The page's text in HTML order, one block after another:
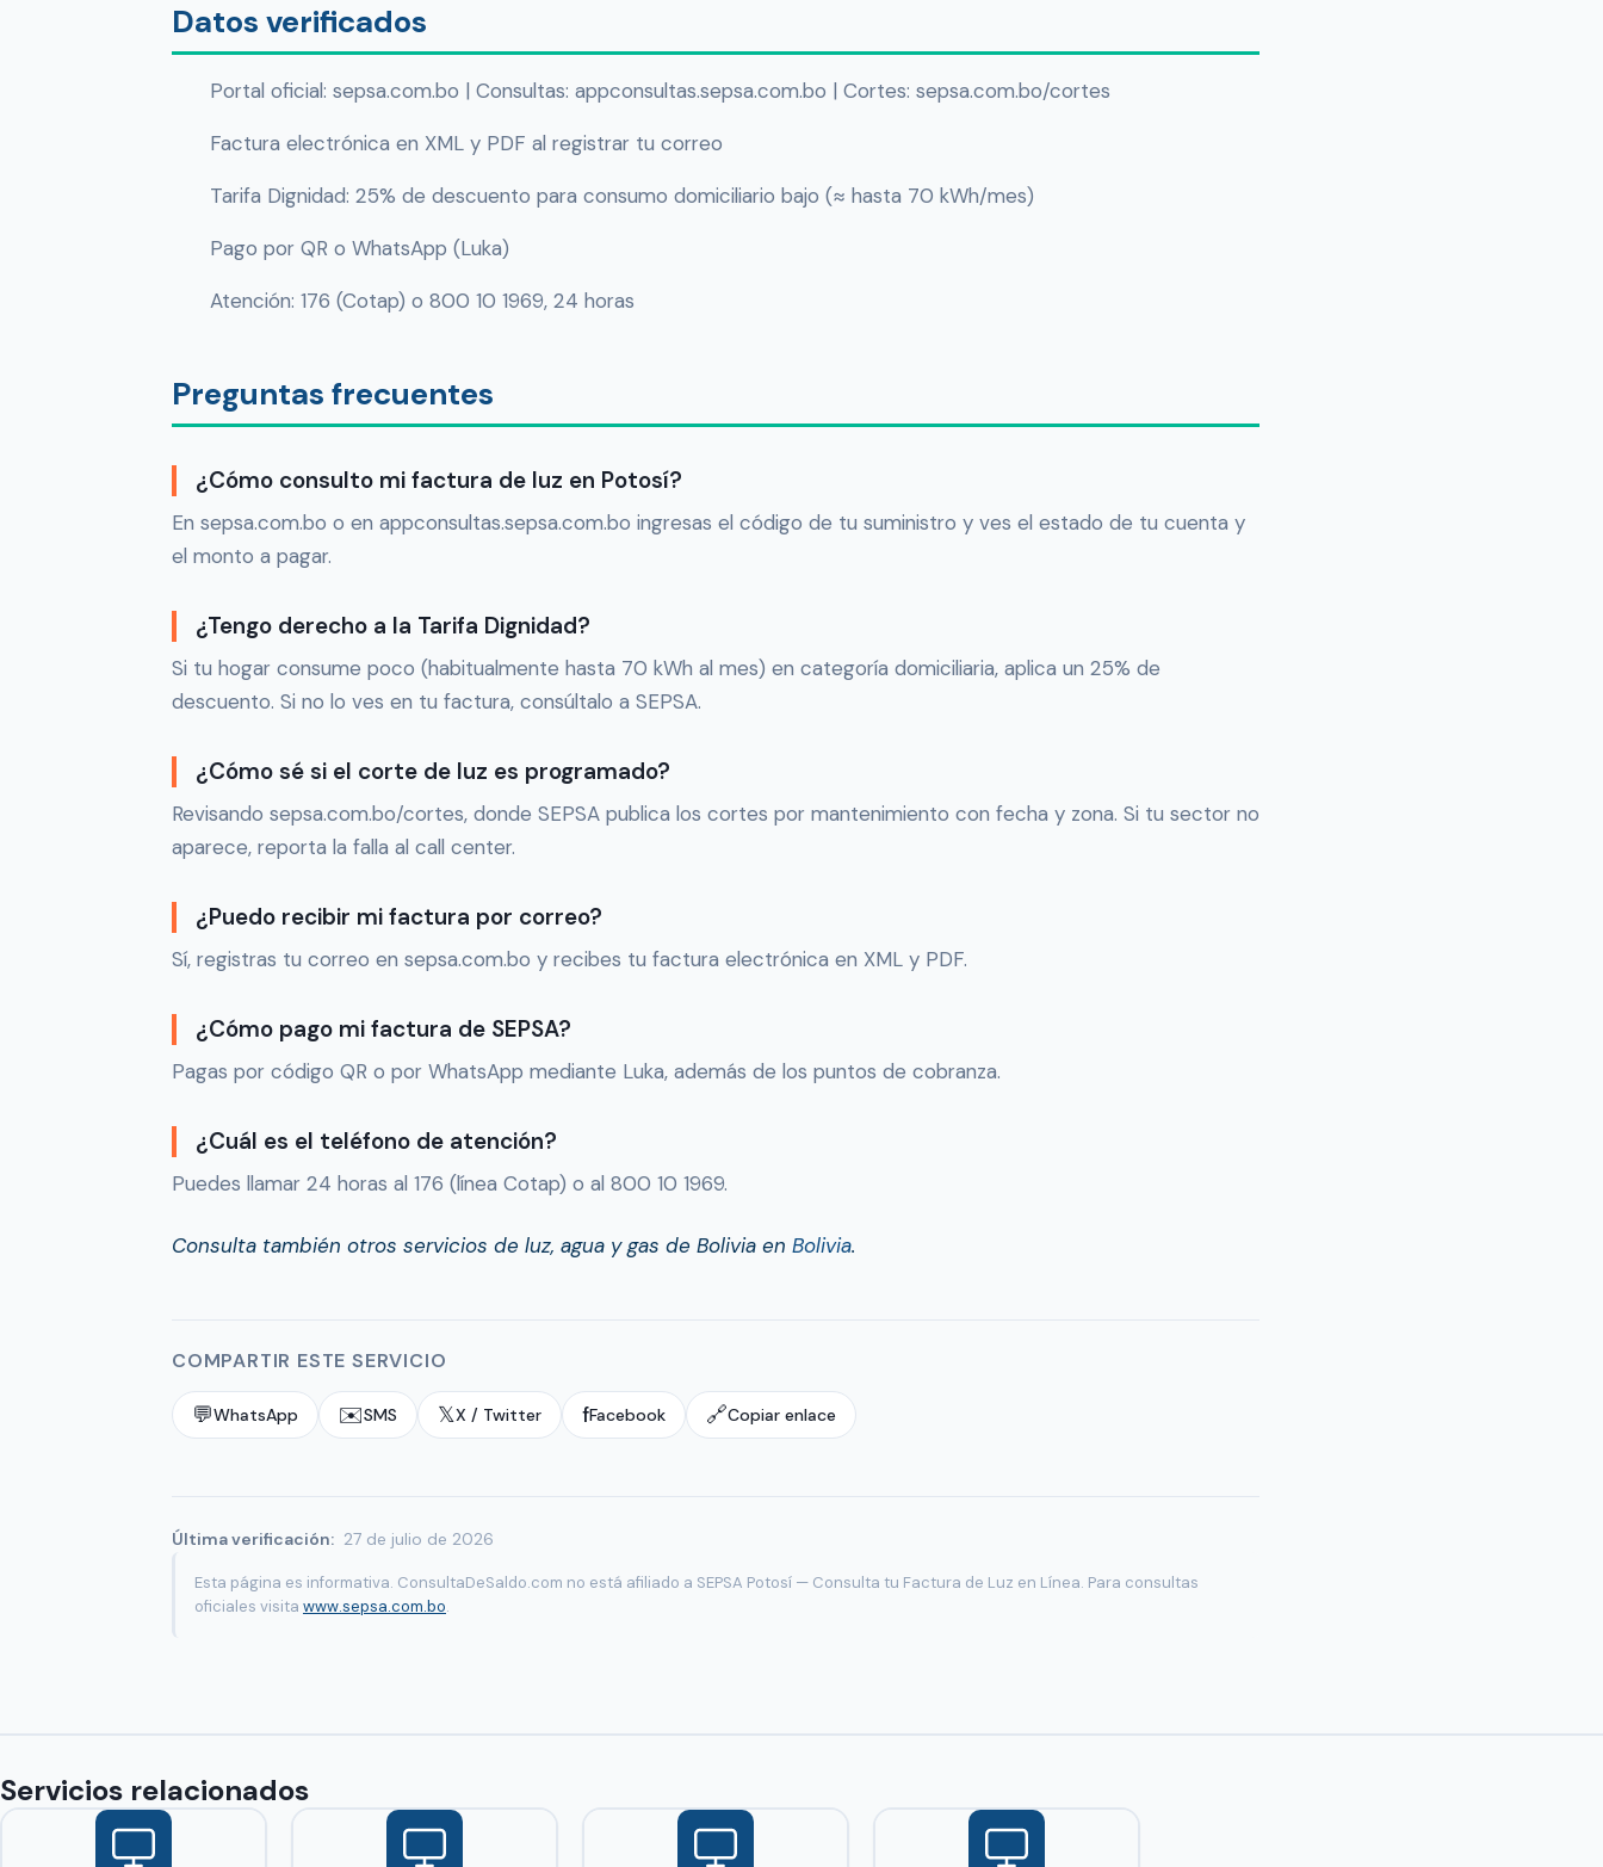
Datos verificados
Portal oficial: sepsa.com.bo | Consultas: appconsultas.sepsa.com.bo | Cortes: sepsa.com.bo/cortes
Factura electrónica en XML y PDF al registrar tu correo
Tarifa Dignidad: 25% de descuento para consumo domiciliario bajo (≈ hasta 70 kWh/mes)
Pago por QR o WhatsApp (Luka)
Atención: 176 (Cotap) o 800 10 1969, 24 horas
Preguntas frecuentes
¿Cómo consulto mi factura de luz en Potosí?
En sepsa.com.bo o en appconsultas.sepsa.com.bo ingresas el código de tu suministro y ves el estado de tu cuenta y
el monto a pagar.
¿Tengo derecho a la Tarifa Dignidad?
Si tu hogar consume poco (habitualmente hasta 70 kWh al mes) en categoría domiciliaria, aplica un 25% de
descuento. Si no lo ves en tu factura, consúltalo a SEPSA.
¿Cómo sé si el corte de luz es programado?
Revisando sepsa.com.bo/cortes, donde SEPSA publica los cortes por mantenimiento con fecha y zona. Si tu sector no
aparece, reporta la falla al call center.
¿Puedo recibir mi factura por correo?
Sí, registras tu correo en sepsa.com.bo y recibes tu factura electrónica en XML y PDF.
¿Cómo pago mi factura de SEPSA?
Pagas por código QR o por WhatsApp mediante Luka, además de los puntos de cobranza.
¿Cuál es el teléfono de atención?
Puedes llamar 24 horas al 176 (línea Cotap) o al 800 10 1969.
Consulta también otros servicios de luz, agua y gas de Bolivia en Bolivia.
COMPARTIR ESTE SERVICIO
💬WhatsApp ✉️SMS 𝕏X / Twitter fFacebook 🔗Copiar enlace
Última verificación: 27 de julio de 2026
Esta página es informativa. ConsultaDeSaldo.com no está afiliado a SEPSA Potosí — Consulta tu Factura de Luz en Línea. Para consultas
oficiales visita www.sepsa.com.bo.
Servicios relacionados